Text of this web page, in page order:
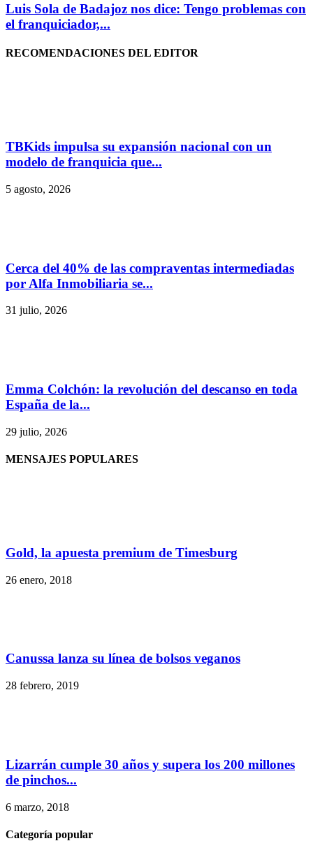
Luis Sola de Badajoz nos dice: Tengo problemas con
el franquiciador,...
RECOMENDACIONES DEL EDITOR
TBKids impulsa su expansión nacional con un
modelo de franquicia que...
5 agosto, 2026
Cerca del 40% de las compraventas intermediadas
por Alfa Inmobiliaria se...
31 julio, 2026
Emma Colchón: la revolución del descanso en toda
España de la...
29 julio, 2026
MENSAJES POPULARES
Gold, la apuesta premium de Timesburg
26 enero, 2018
Canussa lanza su línea de bolsos veganos
28 febrero, 2019
Lizarrán cumple 30 años y supera los 200 millones
de pinchos...
6 marzo, 2018
Categoría popular